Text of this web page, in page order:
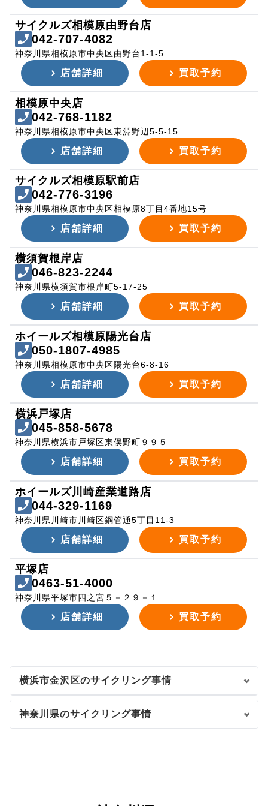
サイクルズ相模原由野台店
042-707-4082
神奈川県相模原市中央区由野台1-1-5
店舗詳細 買取予約
相模原中央店
042-768-1182
神奈川県相模原市中央区東淵野辺5-5-15
店舗詳細 買取予約
サイクルズ相模原駅前店
042-776-3196
神奈川県相模原市中央区相模原8丁目4番地15号
店舗詳細 買取予約
横須賀根岸店
046-823-2244
神奈川県横須賀市根岸町5-17-25
店舗詳細 買取予約
ホイールズ相模原陽光台店
050-1807-4985
神奈川県相模原市中央区陽光台6-8-16
店舗詳細 買取予約
横浜戸塚店
045-858-5678
神奈川県横浜市戸塚区東俣野町９９５
店舗詳細 買取予約
ホイールズ川崎産業道路店
044-329-1169
神奈川県川崎市川崎区鋼管通5丁目11-3
店舗詳細 買取予約
平塚店
0463-51-4000
神奈川県平塚市四之宮５－２９－１
店舗詳細 買取予約
横浜市金沢区のサイクリング事情
神奈川県のサイクリング事情